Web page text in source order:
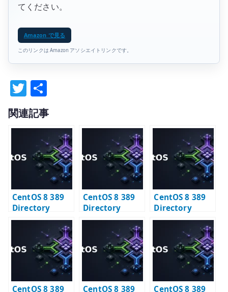
てください。
Amazon で見る
このリンクは Amazon アソシエイトリンクです。
T
w
it
te
r
有
関連記事
CentOS 8 389
Directory
Server と
Samba – LDAP
スキーマ連携の
確認
CentOS 8 389
Directory
Server – IPv4
で接続できるか
確認する
CentOS 8 389
Directory
Server – 旧セッ
トアップ方式を
CentOS 8 389
CentOS 8 389
CentOS 8 389